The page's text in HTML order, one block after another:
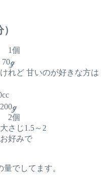
れど 甘いのが好きな方は
1.5～2
で
でしてます。